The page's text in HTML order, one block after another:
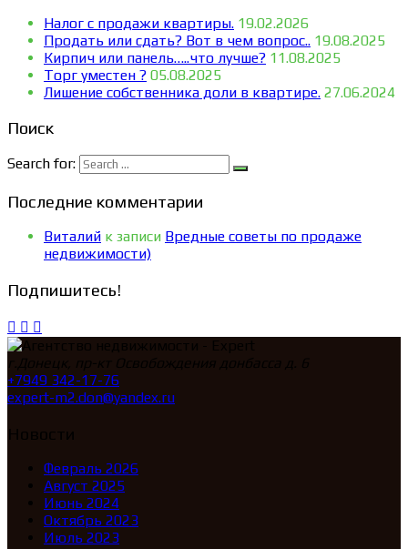
Налог с продажи квартиры. 19.02.2026
Продать или сдать? Вот в чем вопрос.. 19.08.2025
Кирпич или панель…..что лучше? 11.08.2025
Торг уместен ? 05.08.2025
Лишение собственника доли в квартире. 27.06.2024
Поиск
Search for:
Последние комментарии
Виталий к записи Вредные советы по продаже
недвижимости)
Подпишитесь!
+7949 342-17-76
expert-m2.don@yandex.ru
Февраль 2026
Август 2025
Июнь 2024
Октябрь 2023
Июль 2023